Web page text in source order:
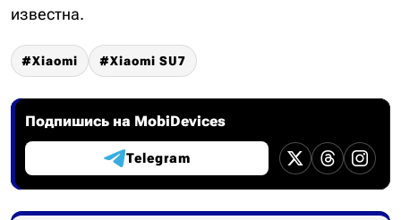
известна.
Xiaomi Xiaomi SU7
Подпишись на MobiDevices
Telegram